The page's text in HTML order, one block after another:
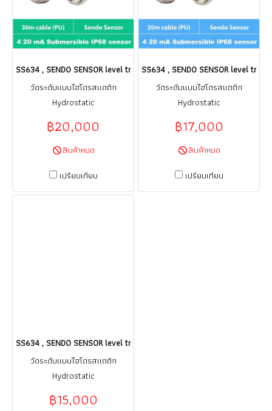
SS634 , SENDO SENSOR level transmitter Cable 30 เมตร Output 4-
วัดระดับแบบไฮโดรสแตติก
Hydrostatic
฿20,000
สินค้าหมด
เปรียบเทียบ
SS634 , SENDO SENSOR level
วัดระดับแบบไฮโดรสแตติก
Hydrostatic
฿17,000
สินค้าหมด
เปรียบเทียบ
SS634 , SENDO SENSOR level transmitter Cable 10 เมตร 4-20 mA ,
วัดระดับแบบไฮโดรสแตติก
Hydrostatic
฿15,000